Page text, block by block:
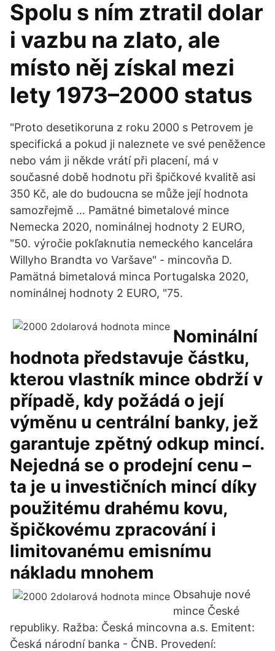
Spolu s ním ztratil dolar
i vazbu na zlato, ale
místo něj získal mezi
lety 1973–2000 status
"Proto desetikoruna z roku 2000 s Petrovem je
specifická a pokud ji naleznete ve své peněžence
nebo vám ji někde vrátí při placení, má v
současné době hodnotu při špičkové kvalitě asi
350 Kč, ale do budoucna se může její hodnota
samozřejmě … Pamätné bimetalové mince
Nemecka 2020, nominálnej hodnoty 2 EURO,
"50. výročie pokľaknutia nemeckého kancelára
Willyho Brandta vo Varšave" - mincovňa D.
Pamätná bimetalová minca Portugalska 2020,
nominálnej hodnoty 2 EURO, "75.
Nominální
hodnota představuje částku,
kterou vlastník mince obdrží v
případě, kdy požádá o její
výměnu u centrální banky, jež
garantuje zpětný odkup mincí.
Nejedná se o prodejní cenu –
ta je u investičních mincí díky
použitému drahému kovu,
špičkovému zpracování i
limitovanému emisnímu
nákladu mnohem
Obsahuje nové
mince České
republiky. Ražba: Česká mincovna a.s. Emitent:
Česká národní banka - ČNB. Provedení: